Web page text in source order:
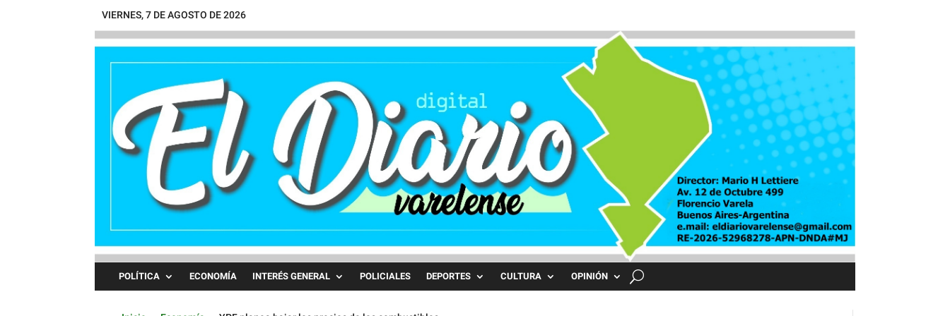
VIERNES, 7 DE AGOSTO DE 2026
POLÍTICA ECONOMÍA INTERÉS GENERAL POLICIALES DEPORTES CULTURA OPINIÓN